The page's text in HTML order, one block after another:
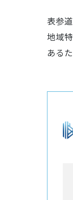
表参
地域
ある